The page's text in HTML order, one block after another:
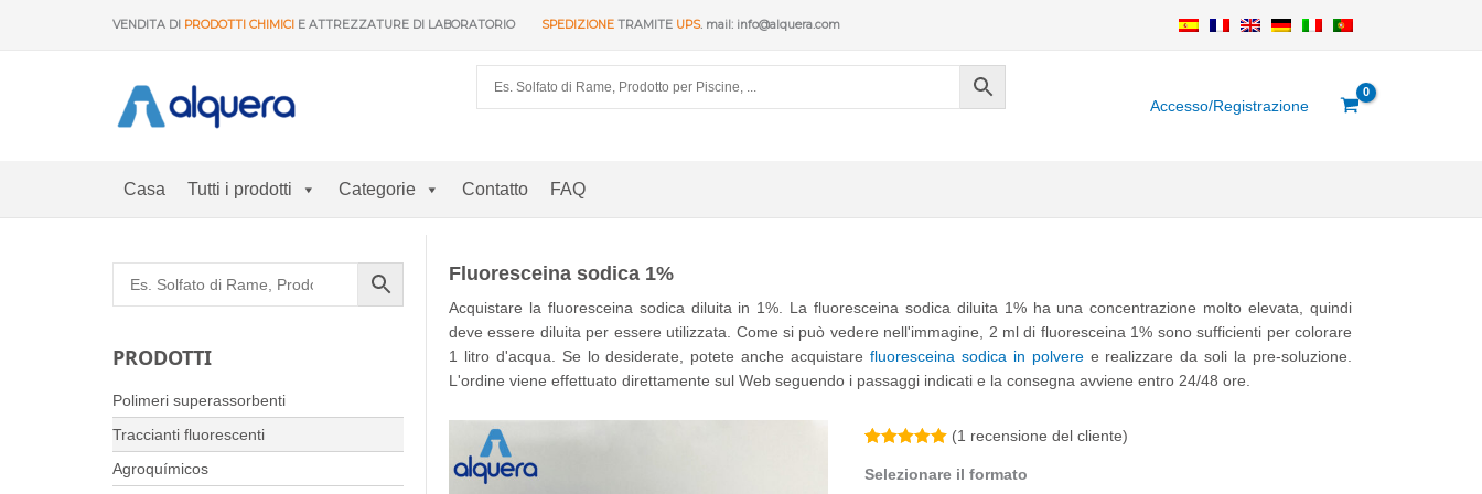
VENDITA DI PRODOTTI CHIMICI E ATTREZZATURE DI LABORATORIO SPEDIZIONE TRAMITE UPS. mail: info@alquera.com
Accesso/Registrazione
Casa Tutti i prodotti Categorie Contatto FAQ
PRODOTTI
Polimeri superassorbenti
Traccianti fluorescenti
Agroquímicos
Fluoresceina sodica 1%
Acquistare la fluoresceina sodica diluita in 1%. La fluoresceina sodica diluita 1% ha una concentrazione molto elevata, quindi
deve essere diluita per essere utilizzata. Come si può vedere nell'immagine, 2 ml di fluoresceina 1% sono sufficienti per colorare
1 litro d'acqua. Se lo desiderate, potete anche acquistare fluoresceina sodica in polveree realizzare da soli la pre-soluzione.
L'ordine viene effettuato direttamente sul Web seguendo i passaggi indicati e la consegna avviene entro 24/48 ore.
su 5 su
(1 recensione del cliente)
Selezionare il formato